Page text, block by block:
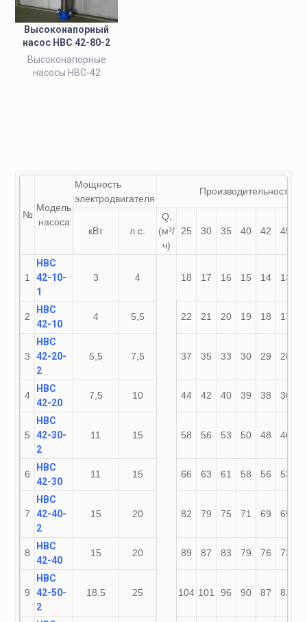
Высоконапорный
насос НВС 42-80-2
Высоконапорные
насосы НВС-42
№
Модель
насоса
Мощность
электродвигателя
Производительность
кВт л.с.
Q,
(м³/
ч)
25 30 35 40 42 45
1
НВС
42-10-
1
3 4 18 17 16 15 14 13
2
НВС
42-10
4 5,5 22 21 20 19 18 17
3
НВС
42-20-
2
5,5 7,5 37 35 33 30 29 28
4
НВС
42-20
7,5 10 44 42 40 39 38 36
5
НВС
42-30-
2
11 15 58 56 53 50 48 46
6
НВС
42-30
11 15 66 63 61 58 56 53
7
НВС
42-40-
2
15 20 82 79 75 71 69 65
8
НВС
42-40
15 20 89 87 83 79 76 73
9
НВС
42-50-
2
18,5 25 104 101 96 90 87 83